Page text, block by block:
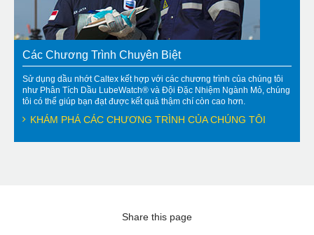
Các Chương Trình Chuyên Biệt
Sử dụng dầu nhớt Caltex kết hợp với các chương trình của chúng tôi
như Phân Tích Dầu LubeWatch® và Đội Đặc Nhiệm Ngành Mỏ, chúng
tôi có thể giúp bạn đạt được kết quả thậm chí còn cao hơn.
KHÁM PHÁ CÁC CHƯƠNG TRÌNH CỦA CHÚNG TÔI
Share this page